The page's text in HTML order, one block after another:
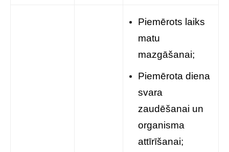
Piemērots laiks
matu
mazgāšanai;
Piemērota diena
svara
zaudēšanai un
organisma
attīrīšanai;